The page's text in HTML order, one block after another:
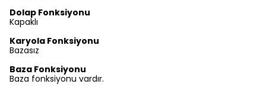
Dolap Fonksiyonu
Kapaklı
Karyola Fonksiyonu
Bazasız
Baza Fonksiyonu
Baza fonksiyonu vardır.